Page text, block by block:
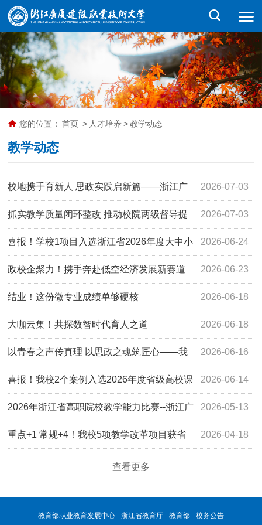
您的位置： 首页 > 人才培养 > 教学动态
教学动态
2026-07-03
校地携手育新人 思政实践启新篇——浙江广
厦建设职业技术大学马克思主义学院与巍山镇古渊头村共建
思政课实践教学基地
2026-07-03
抓实教学质量闭环整改 推动校院两级督导提
质增效 ——学校召开教学督导工作例会 2026-06-24
喜报！学校1项目入选浙江省2026年度大中小
学课程教材研究项目 2026-06-23
政校企聚力！携手奔赴低空经济发展新赛道
2026-06-18
结业！这份微专业成绩单够硬核
2026-06-18
大咖云集！共探数智时代育人之道
2026-06-16
以青春之声传真理 以思政之魂筑匠心——我
校首届大学生讲思政课展示活动圆满落幕 2026-06-14
喜报！我校2个案例入选2026年度省级高校课
程思政教学案例 2026-05-13
2026年浙江省高职院校教学能力比赛--浙江广
厦建设职业技术大学参赛团队信息公示 2026-04-18
重点+1 常规+4！我校5项教学改革项目获省
查看更多
教育部职业教育发展中心 浙江省教育厅 教育部 校务公告